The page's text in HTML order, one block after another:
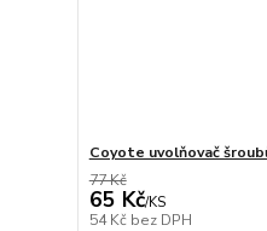
Coyote uvolňovač
77 Kč
65 Kč/KS
54 Kč bez DPH